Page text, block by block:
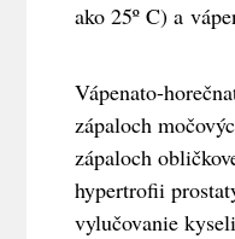
ako 25º C) a
Vápenato-
zápaloch
zápaloch
hypertrofii
vylučovanie